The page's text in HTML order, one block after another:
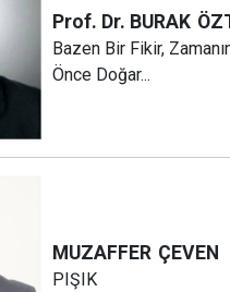
Prof. Dr. BURAK
Bazen Bir Fikir,
Önce Doğar...
MUZAFFER ÇEVEN
PIŞIK